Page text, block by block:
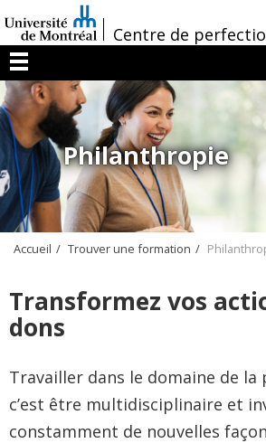
au
contenu
/
Centre de
Menu
Philanthropie
Accueil Trouver une formation
Transformez vos
dons
Travailler dans le domaine de
c’est être multidisciplinaire et
constamment de nouvelles